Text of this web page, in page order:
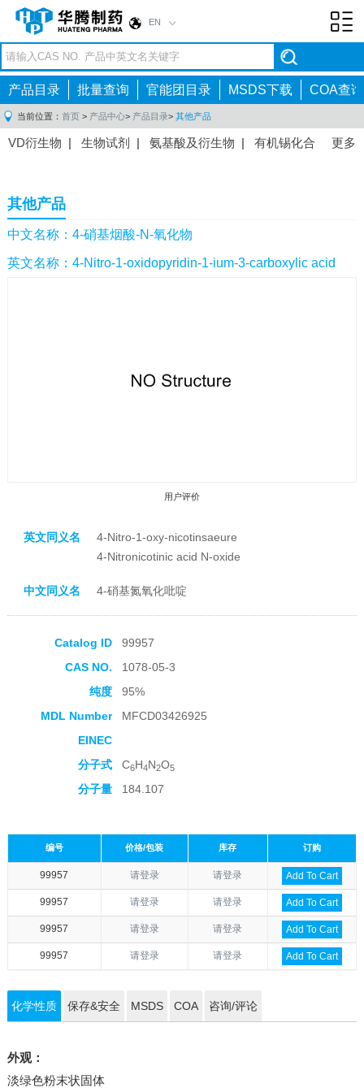
EN
产品目录 批量查询 官能团目录 MSDS下载 COA查询
当前位置： 首页 > 产品中心> 产品目录> 其他产品
更多
VD衍生物 | 生物试剂 | 氨基酸及衍生物 | 有机锡化合
间体|抗高血压药物中间体
感染药物中间体
体 |抗精神病药物中间体 |抗炎药物中间体
药中间体|其他原料药中间体|
其他产品
中文名称：4-硝基烟酸-N-氧化物
英文名称：4-Nitro-1-oxidopyridin-1-ium-3-carboxylic acid
用户评价
收藏产品
英文同义名
4-Nitro-1-oxy-nicotinsaeure
4-Nitronicotinic acid N-oxide
中文同义名 4-硝基氮氧化吡啶
Catalog ID
99957
CAS NO.
1078-05-3
纯度
95%
MDL Number
MFCD03426925
EINEC
分子式
C6H4N2O5
分子量 184.107
编号 价格/包装 库存 订购
99957 请登录 请登录 Add To Cart
99957 请登录 请登录 Add To Cart
99957 请登录 请登录 Add To Cart
99957 请登录 请登录 Add To Cart
化学性质 保存&安全 MSDS COA 咨询/评论
外观：
淡绿色粉末状固体